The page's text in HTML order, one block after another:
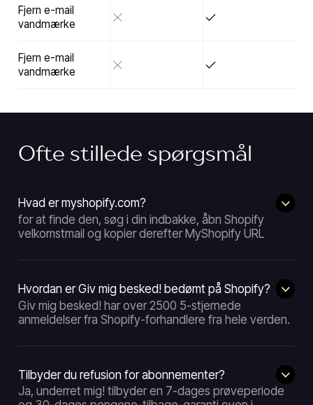
Fjern e-mail
vandmærke
Fjern e-mail
vandmærke
Ofte stillede spørgsmål
Hvad er myshopify.com?
for at finde den, søg i din indbakke, åbn Shopify
velkomstmail og kopier derefter MyShopify URL
Hvordan er Giv mig besked! bedømt på Shopify?
Giv mig besked! har over 2500 5-stjernede
anmeldelser fra Shopify-forhandlere fra hele verden.
Tilbyder du refusion for abonnementer?
Ja, underret mig! tilbyder en 7-dages prøveperiode